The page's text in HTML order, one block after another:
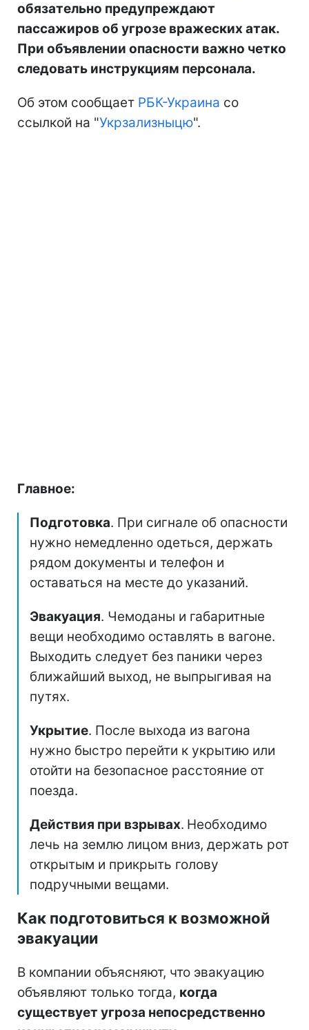
обязательно предупреждают
пассажиров об угрозе вражеских атак.
При объявлении опасности важно четко
следовать инструкциям персонала.
Об этом сообщает РБК-Украина со
ссылкой на "Укрзализныцю".
Главное:
Подготовка. При сигнале об опасности
нужно немедленно одеться, держать
рядом документы и телефон и
оставаться на месте до указаний.
Эвакуация. Чемоданы и габаритные
вещи необходимо оставлять в вагоне.
Выходить следует без паники через
ближайший выход, не выпрыгивая на
путях.
Укрытие. После выхода из вагона
нужно быстро перейти к укрытию или
отойти на безопасное расстояние от
поезда.
Действия при взрывах. Необходимо
лечь на землю лицом вниз, держать рот
открытым и прикрыть голову
подручными вещами.
Как подготовиться к возможной
эвакуации
В компании объясняют, что эвакуацию
объявляют только тогда, когда
существует угроза непосредственно